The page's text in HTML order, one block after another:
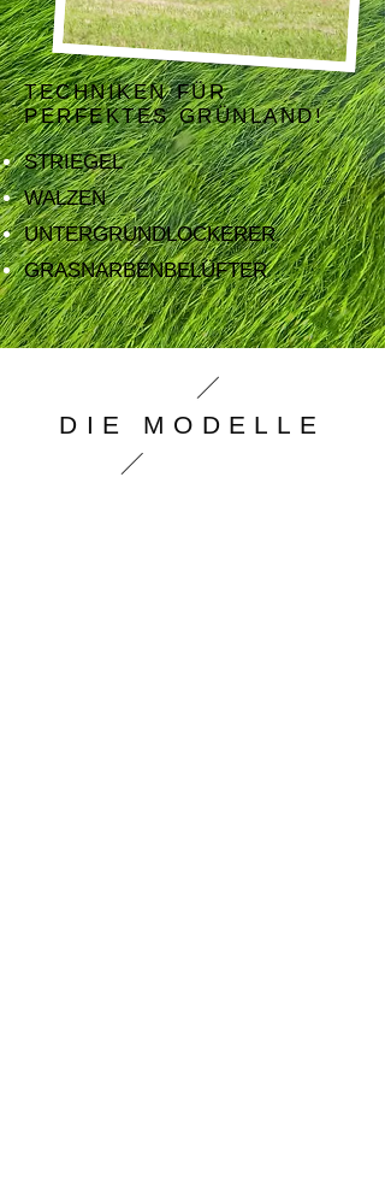
TECHNIKEN FÜR
PERFEKTES GRÜNLAND!
STRIEGEL
WALZEN
UNTERGRUNDLOCKERER
GRASNARBENBELÜFTER
DIE MODELLE